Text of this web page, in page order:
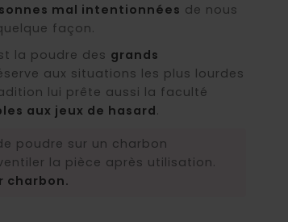
mal intentionnées de nous
façon.
la poudre des grands
aux situations les plus lourdes
lui prête aussi la faculté
aux jeux de hasard.
poudre sur un charbon
la pièce après utilisation.
charbon.